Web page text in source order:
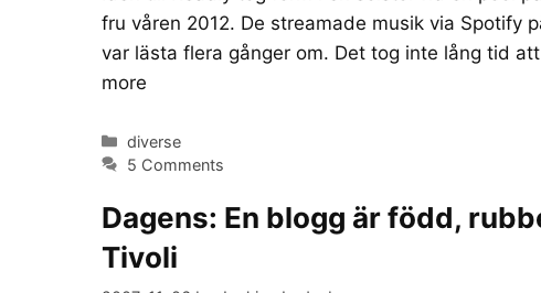
fru våren 2012. De streamade musik via Spotify
var lästa flera gånger om. Det tog inte lång tid
more
Categories
diverse
5 Comments
Dagens: En blogg är född,
Tivoli